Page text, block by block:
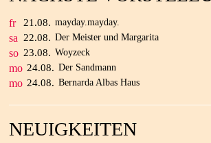
fr 21.08. mayday.mayday.
sa 22.08. Der Meister und Margarita
so 23.08. Woyzeck
mo 24.08. Der Sandmann
mo 24.08. Bernarda Albas Haus
NEUIGKEITEN